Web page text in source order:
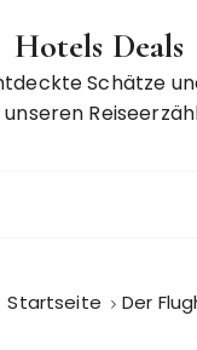
Hotels Deals
Schätze
unseren
Startseite Der